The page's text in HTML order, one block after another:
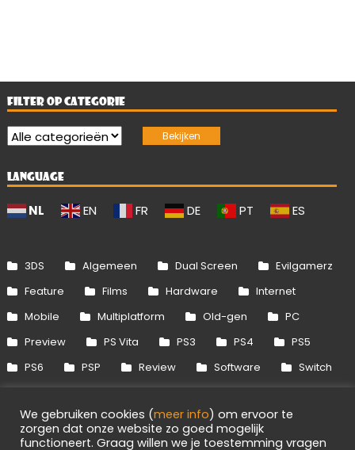
FILTER OP CATEGORIE
LANGUAGE
NL EN FR DE PT ES
3DS Algemeen Dual Screen
Evilgamerz
Feature
Films Hardware
Internet
Mobile
Multiplatform Old-gen
PC
Preview
PS Vita PS3 PS4
PS5
PS6
PSP Review Software
Switch
Xbox 360
Xbox One Xbox Series
We gebruiken cookies (meer info) om ervoor te
zorgen dat onze website zo goed mogelijk
functioneert. Graag willen we je toestemming vragen